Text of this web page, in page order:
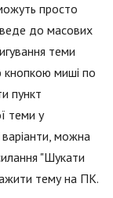
просто
до масових
теми
кнопкою миші по
пункт
теми у
можна
"Шукати
тему на ПК.